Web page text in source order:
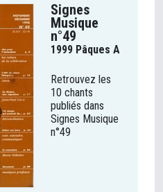
Signes
Musique
n°49
1999 Pâques A
Retrouvez les
10 chants
publiés dans
Signes Musique
n°49